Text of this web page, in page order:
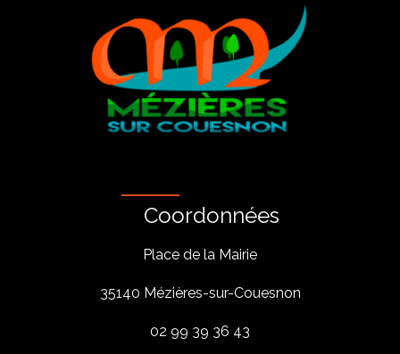
Coordonnées
Place de la Mairie
35140 Mézières-sur-Couesnon
02 99 39 36 43